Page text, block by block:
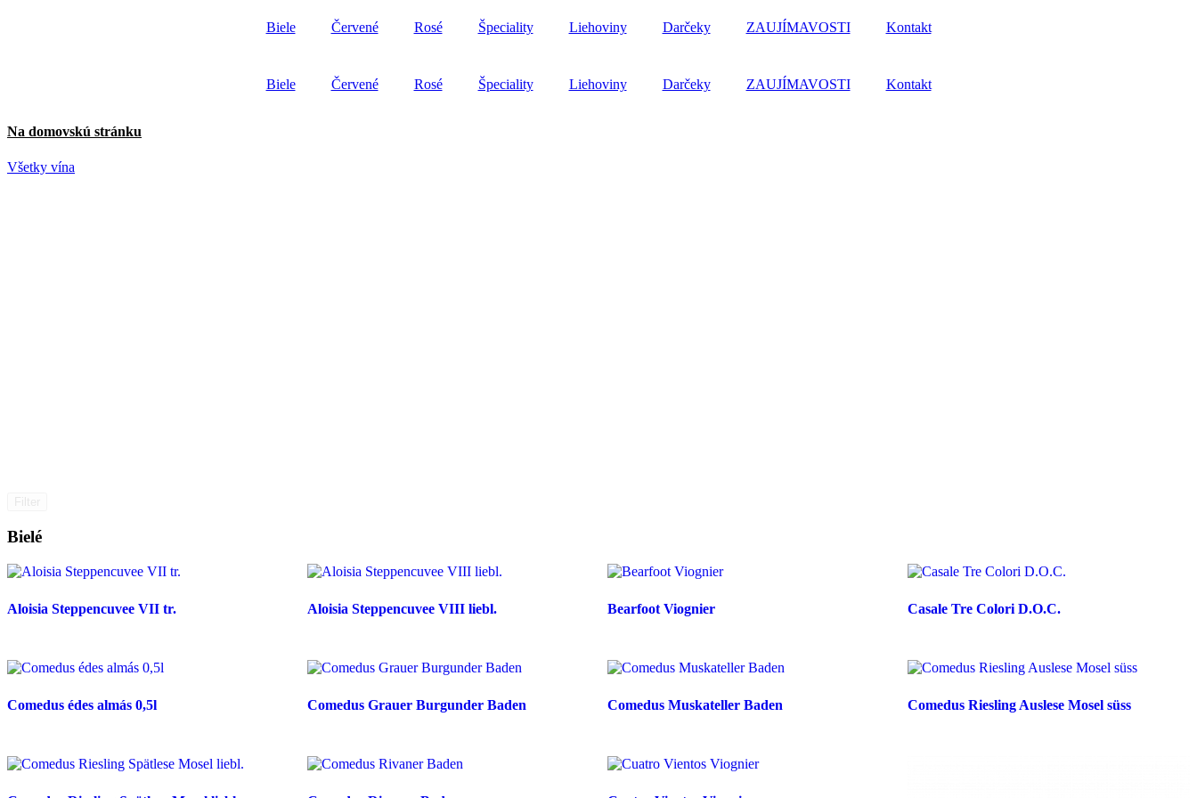
Biele Červené Rosé Špeciality Liehoviny Darčeky ZAUJÍMAVOSTI Kontakt
Biele Červené Rosé Špeciality Liehoviny Darčeky ZAUJÍMAVOSTI Kontakt
Na domovskú stránku
Všetky vína
Bielé
Aloisia Steppencuvee VII tr. Aloisia Steppencuvee VIII liebl. Bearfoot Viognier Casale Tre Colori D.O.C.
Comedus édes almás 0,5l Comedus Grauer Burgunder Baden Comedus Muskateller Baden Comedus Riesling Auslese Mosel süss